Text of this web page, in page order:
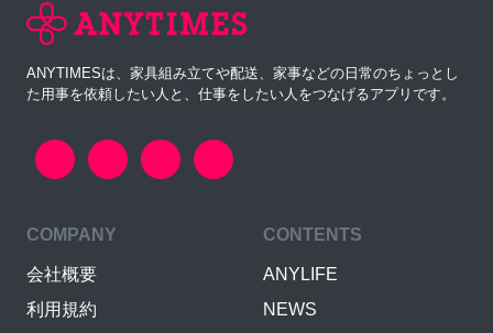
ANYTIMESは、家具組み立てや配送、家事などの日常のちょっとし
た用事を依頼したい人と、仕事をしたい人をつなげるアプリです。
COMPANY
会社概要
利用規約
CONTENTS
ANYLIFE
NEWS